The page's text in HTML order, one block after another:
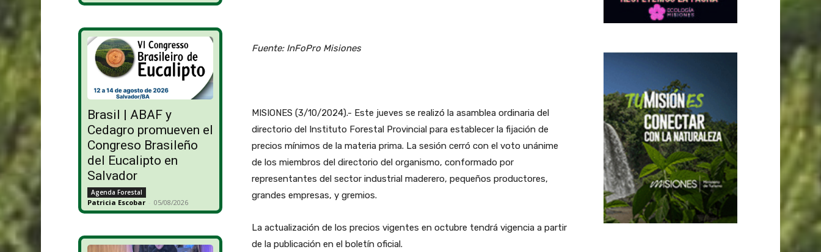
Brasil | ABAF y
Cedagro promueven el
Congreso Brasileño
del Eucalipto en
Salvador
Agenda Forestal
Patricia Escobar - 05/08/2026
Fuente: InFoPro Misiones
MISIONES (3/10/2024).- Este jueves se realizó la asamblea ordinaria del
directorio del Instituto Forestal Provincial para establecer la fijación de
precios mínimos de la materia prima. La sesión cerró con el voto unánime
de los miembros del directorio del organismo, conformado por
representantes del sector industrial maderero, pequeños productores,
grandes empresas, y gremios.
La actualización de los precios vigentes en octubre tendrá vigencia a partir
de la publicación en el boletín oficial.